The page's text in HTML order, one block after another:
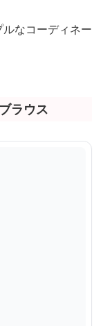
なコーディネー
ラウス